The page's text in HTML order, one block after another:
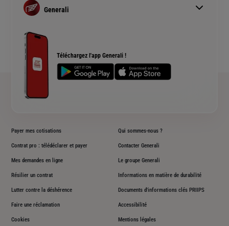
Téléchargez l'app Generali !
Assurance prêt immobilier
Complémentaire santé senior
Simulation assurance auto
Devis assurance habitation
Devis assurance chien ou chat
Generali
Rendements fonds euros Generali
Accessibilité sourds et malentendants
Plan du site
Payer mes cotisations
Contrat pro : télédéclarer et payer
Mes demandes en ligne
Résilier un contrat
Lutter contre la déshérence
Faire une réclamation
Qui sommes-nous ?
Contacter Generali
Le groupe Generali
Informations en matière de durabilité
Documents d'informations clés PRIIPS
Accessibilité
Cookies Mentions légales